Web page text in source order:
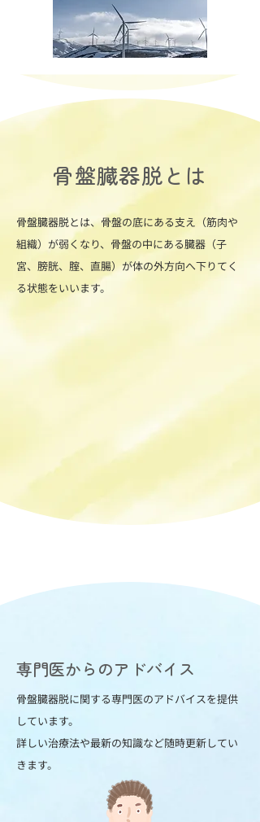
骨盤臓器脱とは
骨盤臓器脱とは、骨盤の底にある支え（筋肉や
組織）が弱くなり、骨盤の中にある臓器（子
宮、膀胱、腟、直腸）が体の外方向へ下りてく
る状態をいいます。
専門医からのアドバイス
骨盤臓器脱に関する専門医のアドバイスを提供
しています。
詳しい治療法や最新の知識など随時更新してい
きます。